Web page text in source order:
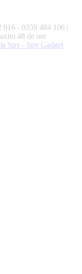
016 - 0359 484 106 |
48 de ore